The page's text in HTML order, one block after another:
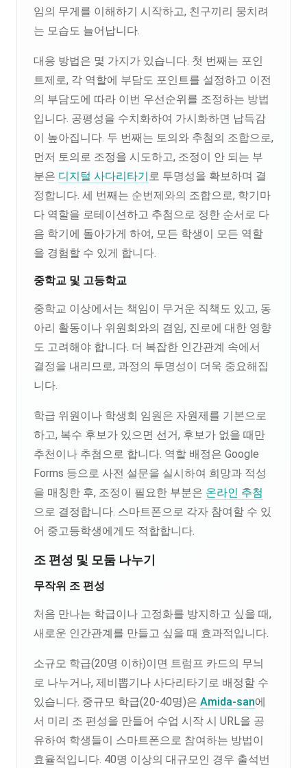
임의 무게를 이해하기 시작하고, 친구끼리 뭉치려
는 모습도 늘어납니다.
대응 방법은 몇 가지가 있습니다. 첫 번째는 포인
트제로, 각 역할에 부담도 포인트를 설정하고 이전
의 부담도에 따라 이번 우선순위를 조정하는 방법
입니다. 공평성을 수치화하여 가시화하면 납득감
이 높아집니다. 두 번째는 토의와 추첨의 조합으로,
먼저 토의로 조정을 시도하고, 조정이 안 되는 부
분은 디지털 사다리타기로 투명성을 확보하며 결
정합니다. 세 번째는 순번제와의 조합으로, 학기마
다 역할을 로테이션하고 추첨으로 정한 순서로 다
음 학기에 돌아가게 하여, 모든 학생이 모든 역할
을 경험할 수 있게 합니다.
중학교 및 고등학교
중학교 이상에서는 책임이 무거운 직책도 있고, 동
아리 활동이나 위원회와의 겸임, 진로에 대한 영향
도 고려해야 합니다. 더 복잡한 인간관계 속에서
결정을 내리므로, 과정의 투명성이 더욱 중요해집
니다.
학급 위원이나 학생회 임원은 자원제를 기본으로
하고, 복수 후보가 있으면 선거, 후보가 없을 때만
추천이나 추첨으로 합니다. 역할 배정은 Google
Forms 등으로 사전 설문을 실시하여 희망과 적성
을 매칭한 후, 조정이 필요한 부분은 온라인 추첨
으로 결정합니다. 스마트폰으로 각자 참여할 수 있
어 중고등학생에게도 적합합니다.
조 편성 및 모둠 나누기
무작위 조 편성
처음 만나는 학급이나 고정화를 방지하고 싶을 때,
새로운 인간관계를 만들고 싶을 때 효과적입니다.
소규모 학급(20명 이하)이면 트럼프 카드의 무늬
로 나누거나, 제비뽑기나 사다리타기로 배정할 수
있습니다. 중규모 학급(20-40명)은 Amida-san에
서 미리 조 편성을 만들어 수업 시작 시 URL을 공
유하여 학생들이 스마트폰으로 참여하는 방법이
효율적입니다. 40명 이상의 대규모인 경우 출석번